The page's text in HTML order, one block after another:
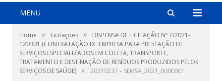
MENU
Home » Licitações »
DISPENSA DE LICITAÇÃO Nº 7/2021-
120301 (CONTRATAÇÃO DE EMPRESA PARA PRESTAÇÃO DE
SERVIÇOS ESPECIALIZADOS EM COLETA, TRANSPORTE,
TRATAMENTO E DESTINAÇÃO DE RESÍDUOS PRODUZIDOS PELOS
SERVIÇOS DE SAÚDE) » 20210237 – SEMSA_2021_0000001